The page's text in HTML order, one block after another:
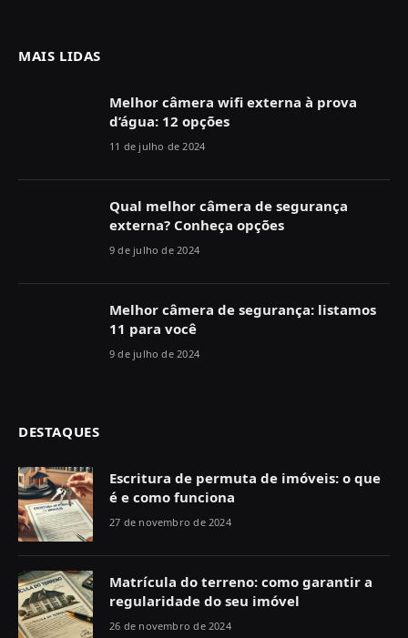
MAIS LIDAS
Melhor câmera wifi externa à prova
d’água: 12 opções
11 de julho de 2024
Qual melhor câmera de segurança
externa? Conheça opções
9 de julho de 2024
Melhor câmera de segurança: listamos
11 para você
9 de julho de 2024
DESTAQUES
Escritura de permuta de imóveis: o que
é e como funciona
27 de novembro de 2024
Matrícula do terreno: como garantir a
regularidade do seu imóvel
26 de novembro de 2024